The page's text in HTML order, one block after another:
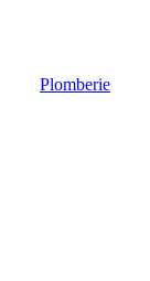
Plomberie